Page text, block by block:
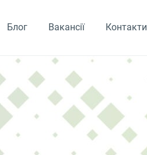
Блог Вакансії Контакти